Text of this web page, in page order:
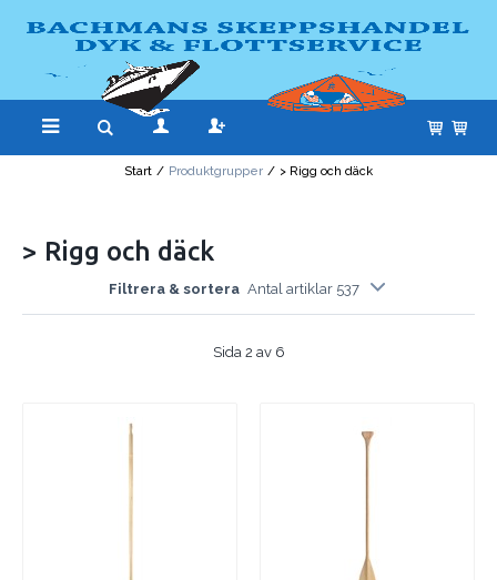
Start / Produktgrupper / > Rigg och däck
> Rigg och däck
Filtrera & sortera Antal artiklar 537
Sida 2 av 6